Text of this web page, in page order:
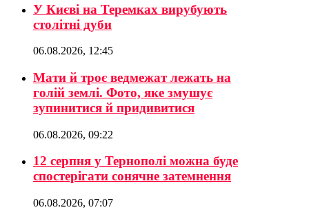
У Києві на Теремках вирубують
столітні дуби
06.08.2026, 12:45
Мати й троє ведмежат лежать на
голій землі. Фото, яке змушує
зупинитися й придивитися
06.08.2026, 09:22
12 серпня у Тернополі можна буде
спостерігати сонячне затемнення
06.08.2026, 07:07